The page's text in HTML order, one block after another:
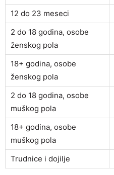
12 do 23 meseci
2 do 18 godina, osobe
ženskog pola
18+ godina, osobe
ženskog pola
2 do 18 godina, osobe
muškog pola
18+ godina, osobe
muškog pola
Trudnice i dojilje